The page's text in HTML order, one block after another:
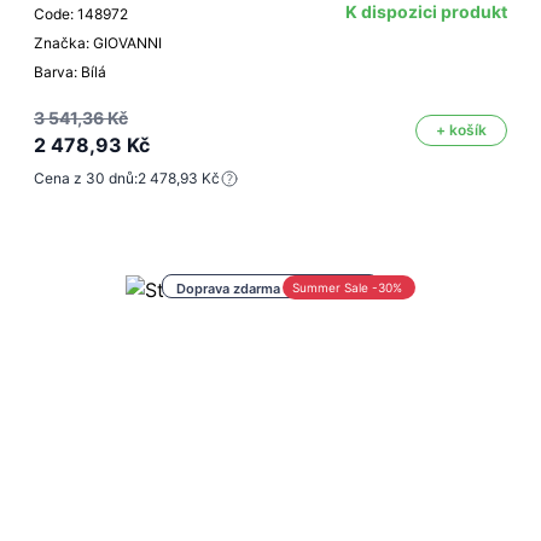
Code: 148972
Značka: GIOVANNI
Barva: Bílá
K dispozici produkt
3 541,36 Kč
2 478,93 Kč
+ košík
Cena z 30 dnů:2 478,93 Kč
Doprava zdarma nad 1 000 Kč
Summer Sale -30%